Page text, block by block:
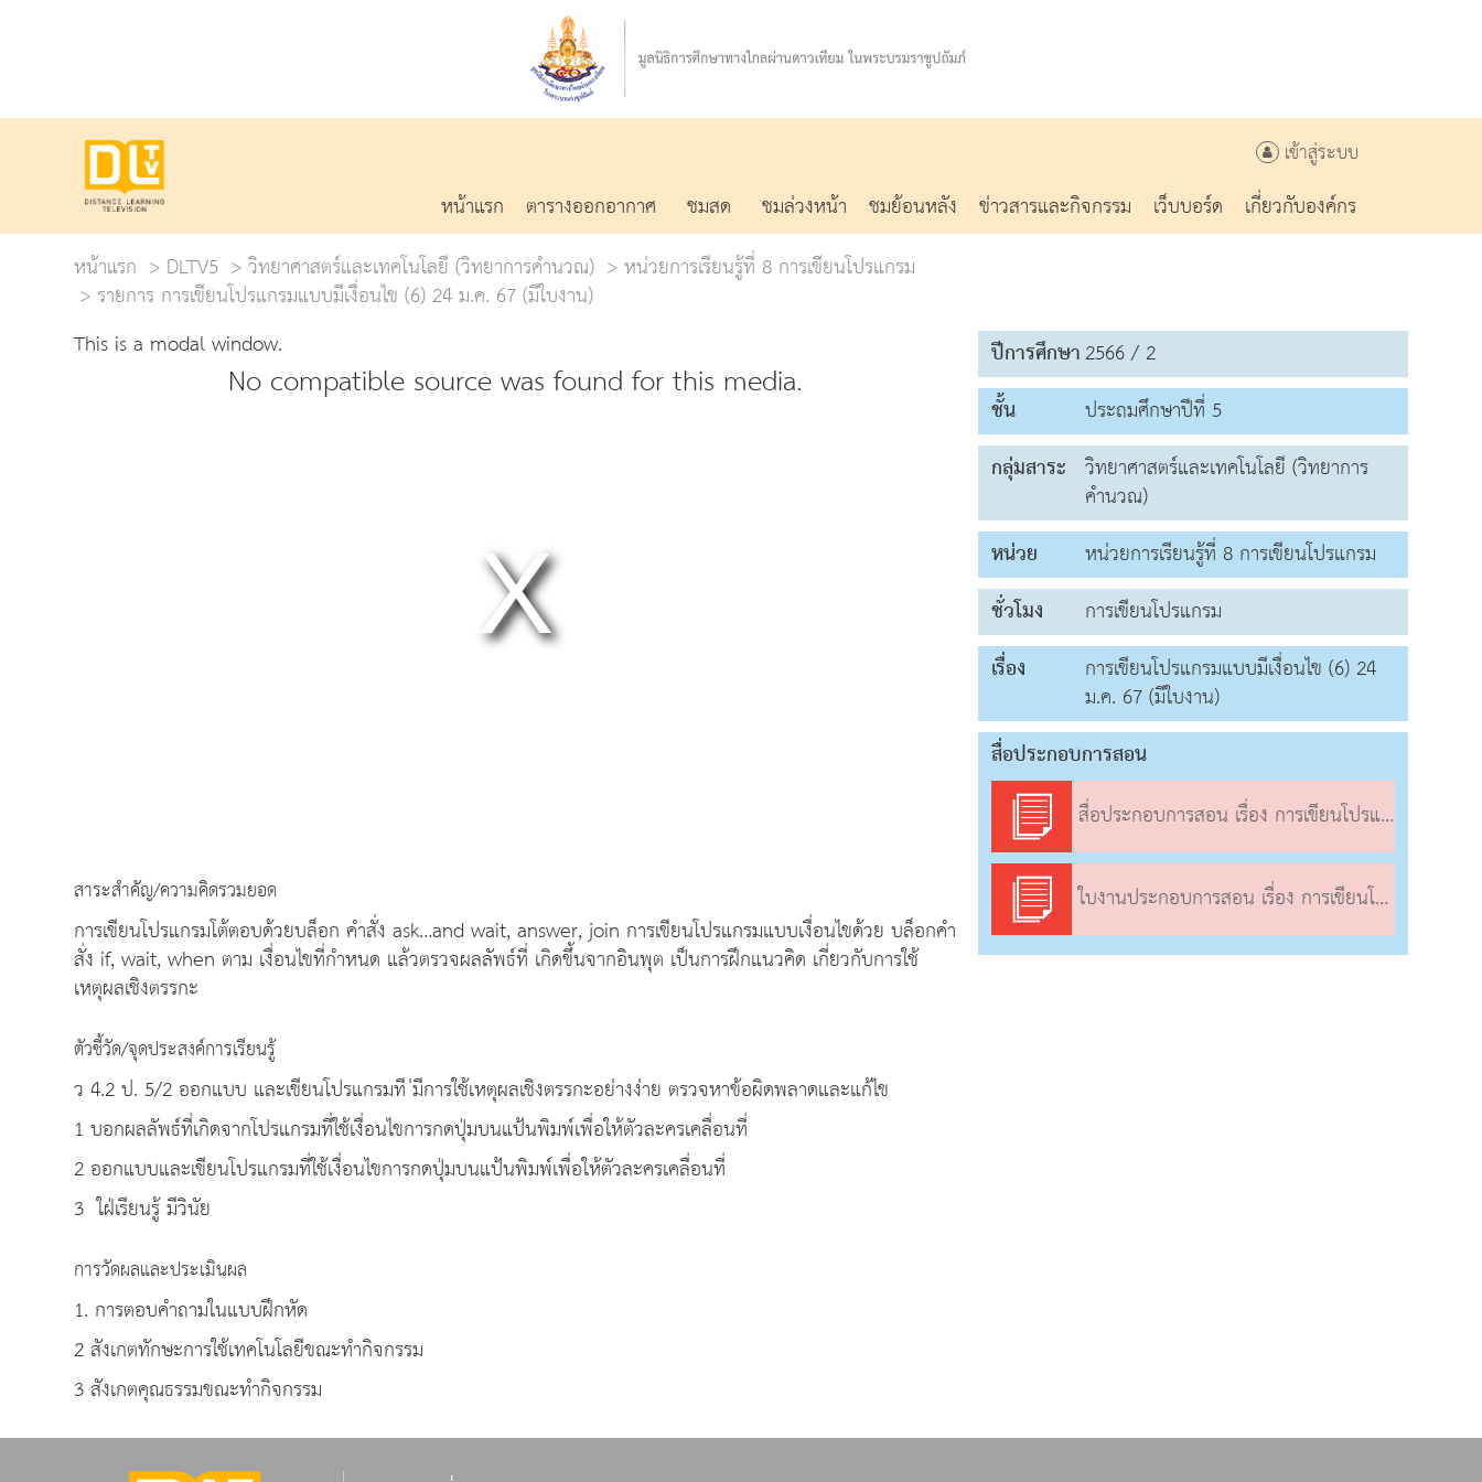
เข้าสู่ระบบ
หน้าแรก ตารางออกอากาศ ชมสด ชมล่วงหน้า ชมย้อนหลัง ข่าวสารและกิจกรรม เว็บบอร์ด
เกี่ยวกับองค์กร
หน้าแรก
DLTV5 วิทยาศาสตร์และเทคโนโลยี (วิทยาการคำนวณ) หน่วยการเรียนรู้ที่ 8 การเขียนโปรแกรม
รายการ การเขียนโปรแกรมแบบมีเงื่อนไข (6) 24 ม.ค. 67 (มีใบงาน)
This is a modal window.
No compatible source was found for this media.
สาระสำคัญ/ความคิดรวมยอด
การเขียนโปรแกรมโต้ตอบด้วยบล็อก คำสั่ง ask…and wait, answer, join การเขียนโปรแกรมแบบเงื่อนไขด้วย บล็อกคำ
สั่ง if, wait, when ตาม เงื่อนไขที่กำหนด แล้วตรวจผลลัพธ์ที่ เกิดขึ้นจากอินพุต เป็นการฝึกแนวคิด เกี่ยวกับการใช้
เหตุผลเชิงตรรกะ
ตัวชี้วัด/จุดประสงค์การเรียนรู้
ว 4.2 ป. 5/2 ออกแบบ และเขียนโปรแกรมที ่มีการใช้เหตุผลเชิงตรรกะอย่างง่าย ตรวจหาข้อผิดพลาดและแก้ไข
1 บอกผลลัพธ์ที่เกิดจากโปรแกรมที่ใช้เงื่อนไขการกดปุ่มบนแป้นพิมพ์เพื่อให้ตัวละครเคลื่อนที่
2 ออกแบบและเขียนโปรแกรมที่ใช้เงื่อนไขการกดปุ่มบนแป้นพิมพ์เพื่อให้ตัวละครเคลื่อนที่
3 ใฝ่เรียนรู้ มีวินัย
การวัดผลและประเมินผล
1. การตอบคำถามในแบบฝึกหัด
2 สังเกตทักษะการใช้เทคโนโลยีขณะทำกิจกรรม
3 สังเกตคุณธรรมขณะทำกิจกรรม
ปีการศึกษา2566 / 2
ชั้น
ประถมศึกษาปีที่ 5
กลุ่มสาระ วิทยาศาสตร์และเทคโนโลยี (วิทยาการ
คำนวณ)
หน่วย
หน่วยการเรียนรู้ที่ 8 การเขียนโปรแกรม
ชั่วโมง
การเขียนโปรแกรม
เรื่อง
การเขียนโปรแกรมแบบมีเงื่อนไข (6) 24
ม.ค. 67 (มีใบงาน)
สื่อประกอบการสอน
สื่อประกอบการสอน เรื่อง การเขียนโปรแกรมแบบมีเงื่อนไข (6)
ใบงานประกอบการสอน เรื่อง การเขียนโปรแกรมแบบมีเงื่อนไข (6)